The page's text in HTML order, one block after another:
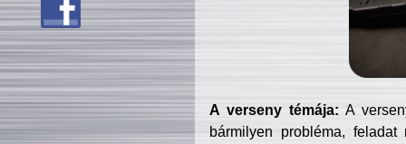
A verseny témája: A
bármilyen probléma, feladat